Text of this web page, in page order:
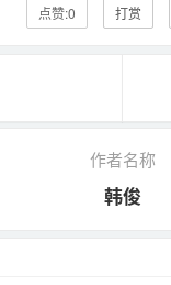
点赞:0 打赏
作者名称
韩俊